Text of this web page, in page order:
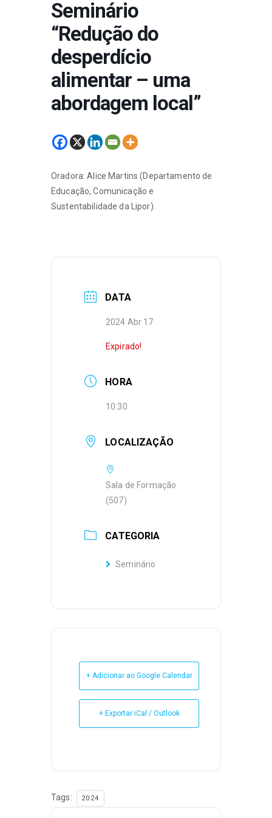
Seminário
“Redução do
desperdício
alimentar – uma
abordagem local”
Oradora: Alice Martins (Departamento de
Educação, Comunicação e
Sustentabilidade da Lipor).
DATA
2024 Abr 17
Expirado!
HORA
10:30
LOCALIZAÇÃO
Sala de Formação
(507)
CATEGORIA
Seminário
+ Adicionar ao Google Calendar
+ Exportar iCal / Outlook
Tags: 2024